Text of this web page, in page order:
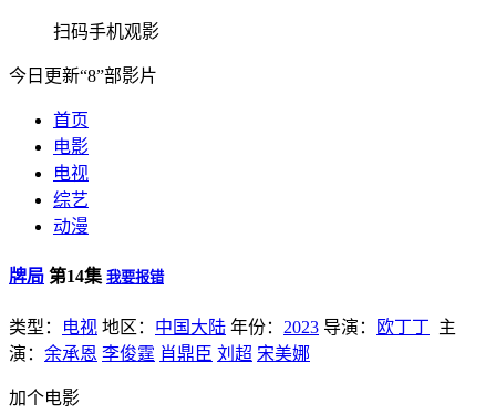
扫码手机观影
今日更新“8”部影片
首页
电影
电视
综艺
动漫
牌局 第14集 我要报错
类型： 电视 地区： 中国大陆 年份： 2023 导演： 欧丁丁 主
演： 余承恩 李俊霆 肖鼎臣 刘超 宋美娜
加个电影